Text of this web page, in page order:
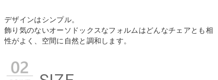
デザインはシンプル。
飾り気のないオーソドックスなフォルムはどんなチェアとも相
性がよく、空間に自然と調和します。